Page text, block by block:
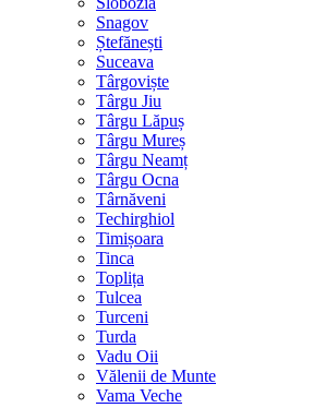
Snagov
Ștefănești
Suceava
Târgoviște
Târgu Jiu
Târgu Lăpuș
Târgu Mureș
Târgu Neamț
Târgu Ocna
Târnăveni
Techirghiol
Timișoara
Tinca
Toplița
Tulcea
Turceni
Turda
Vadu Oii
Vălenii de Munte
Vama Veche